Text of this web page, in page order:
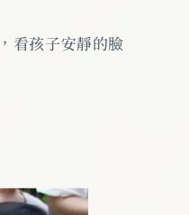
看孩子安靜的臉